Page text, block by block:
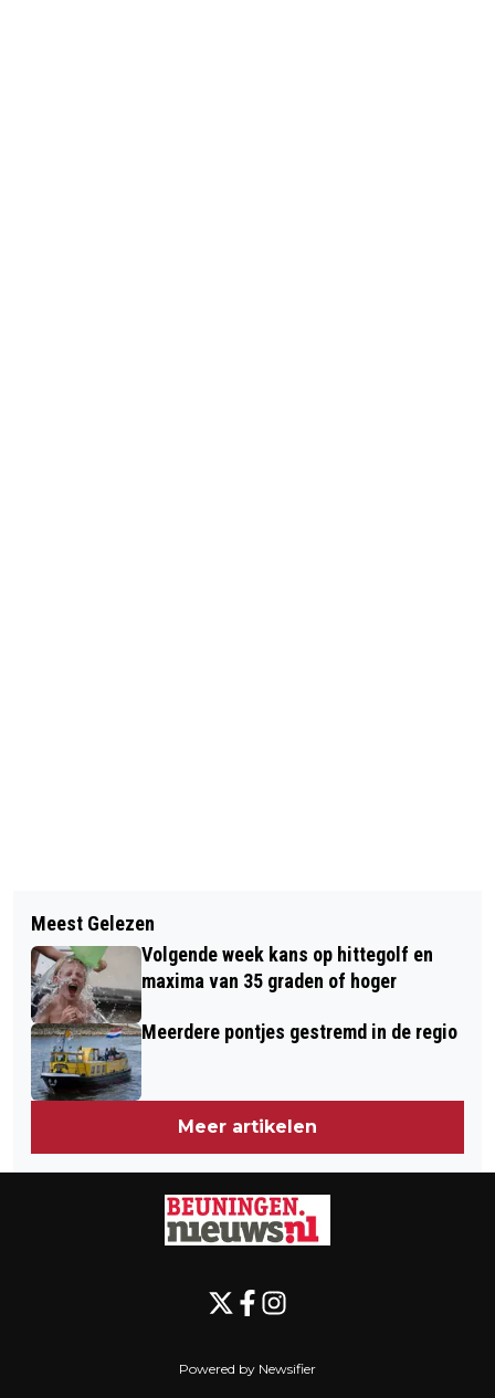
LANDMETERS HOUDEN KAART VAN
BEUNINGEN ACTUEEL
EERSTE VOLLEDIG ELEKTRISCHE
INZAMELWAGEN VAN DAR
Meest Gelezen
Volgende week kans op hittegolf en
maxima van 35 graden of hoger
Meerdere pontjes gestremd in de regio
Meer artikelen
Powered by Newsifier